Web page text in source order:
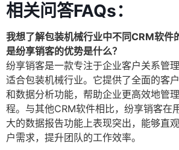
相关问答FAQs：
我想了解包装机械行业中不同CRM软件
是纷享销客的优势是什么？
纷享销客是一款专注于企业客户关系管
适合包装机械行业。它提供了全面的客
和数据分析功能，帮助企业更高效地管
程。与其他CRM软件相比，纷享销客在
大的数据报告功能上表现突出，能够直
户需求，提升团队的工作效率。